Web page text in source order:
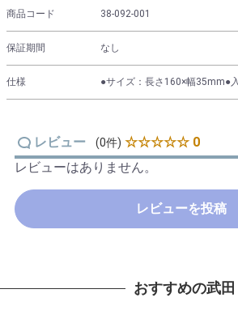
商品コード 38-092-001
保証期間 なし
仕様 ●サイズ：長さ160×幅35mm●
レビュー (0件) ☆☆☆☆☆ 0
レビューはありません。
レビューを投稿
おすすめの武田